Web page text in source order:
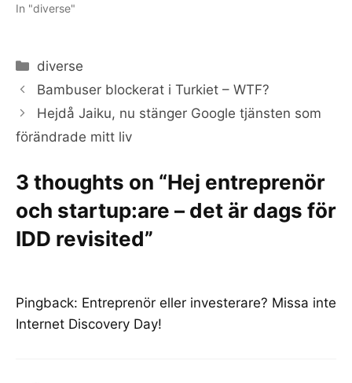
In "diverse"
Categories
diverse
Bambuser blockerat i Turkiet – WTF?
Hejdå Jaiku, nu stänger Google tjänsten som
förändrade mitt liv
3 thoughts on “Hej entreprenör
och startup:are – det är dags för
IDD revisited”
Pingback: Entreprenör eller investerare? Missa inte
Internet Discovery Day!